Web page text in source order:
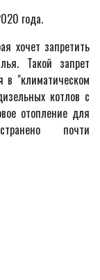
года.
хочет запретить
Такой запрет
в "климатическом
котлов с
отопление для
почти
сплава